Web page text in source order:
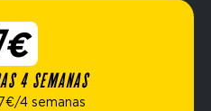
4 SEMANAS
4 semanas